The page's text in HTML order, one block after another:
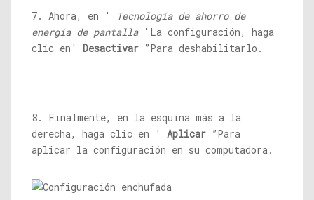
7. Ahora, en '
Tecnología de ahorro de
energía de pantalla'La configuración, haga
clic en' Desactivar ”Para deshabilitarlo.
8. Finalmente, en la esquina más a la
derecha, haga clic en ' Aplicar ”Para
aplicar la configuración en su computadora.